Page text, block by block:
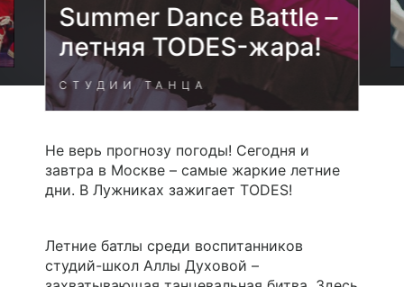
Summer Dance Battle –
летняя TODES-жара!
СТУДИИ ТАНЦА
Не верь прогнозу погоды! Сегодня и
завтра в Москве – самые жаркие летние
дни. В Лужниках зажигает TODES!
Летние батлы среди воспитанников
студий-школ Аллы Духовой –